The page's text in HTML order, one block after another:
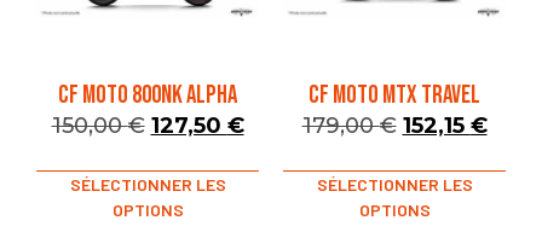
CF MOTO 800NK ALPHA
150,00€ 127,50 €
SÉLECTIONNER LES
OPTIONS
CF MOTO MTX TRAVEL
179,00€ 152,15 €
SÉLECTIONNER LES
OPTIONS